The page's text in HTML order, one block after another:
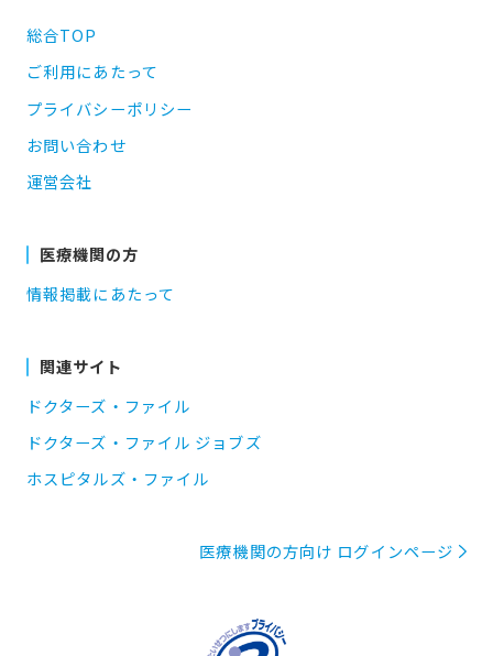
総合TOP
ご利用にあたって
プライバシーポリシー
お問い合わせ
運営会社
医療機関の方
情報掲載にあたって
関連サイト
ドクターズ・ファイル
ドクターズ・ファイル ジョブズ
ホスピタルズ・ファイル
医療機関の方向け ログインページ